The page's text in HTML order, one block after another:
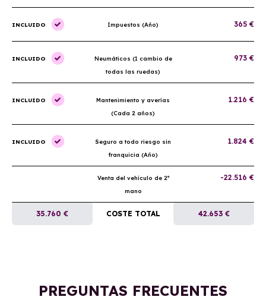
INCLUIDO Impuestos (Año) 365 €
INCLUIDO
Neumáticos (1 cambio de
todas las ruedas)
973 €
INCLUIDO
Mantenimiento y averías
(Cada 2 años)
1.216 €
INCLUIDO
Seguro a todo riesgo sin
franquicia (Año)
1.824 €
Venta del vehículo de 2ª
mano
-22.516 €
35.760 € COSTE TOTAL 42.653 €
PREGUNTAS FRECUENTES